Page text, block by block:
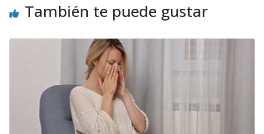
También te puede gustar